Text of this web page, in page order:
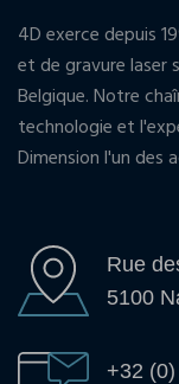
4D exerce depuis
et de gravure laser
Belgique. Notre
technologie et
Dimension l'un des
Rue
5100
+32